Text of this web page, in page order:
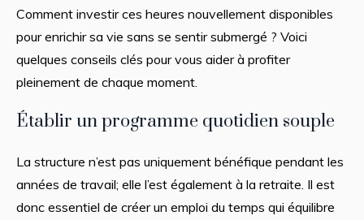
Comment investir ces heures nouvellement disponibles
pour enrichir sa vie sans se sentir submergé ? Voici
quelques conseils clés pour vous aider à profiter
pleinement de chaque moment.
Établir un programme quotidien souple
La structure n’est pas uniquement bénéfique pendant les
années de travail; elle l’est également à la retraite. Il est
donc essentiel de créer un emploi du temps qui équilibre